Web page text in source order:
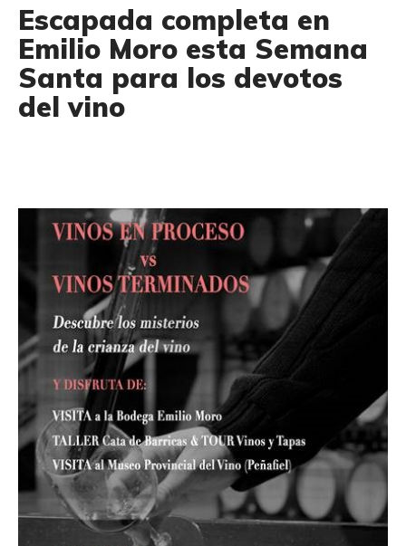
Escapada completa en
Emilio Moro esta Semana
Santa para los devotos
del vino